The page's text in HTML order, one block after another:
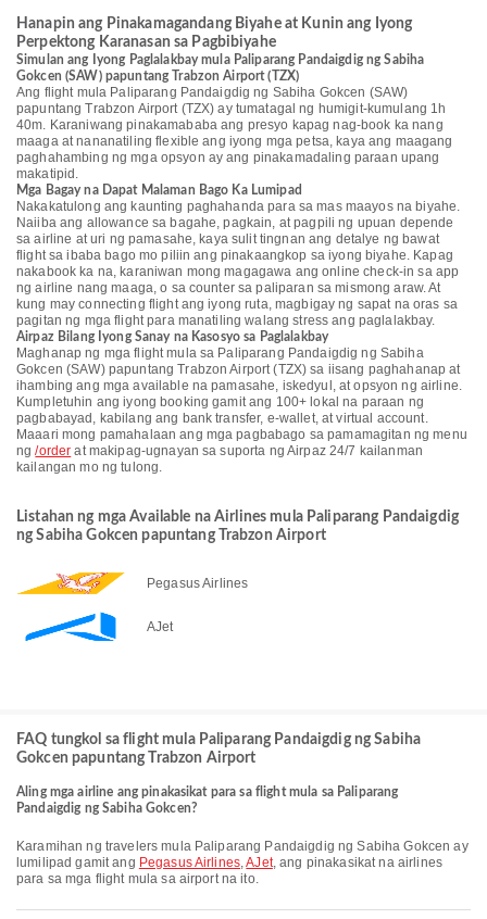
Hanapin ang Pinakamagandang Biyahe at Kunin ang Iyong
Perpektong Karanasan sa Pagbibiyahe
Simulan ang Iyong Paglalakbay mula Paliparang Pandaigdig ng Sabiha
Gokcen (SAW) papuntang Trabzon Airport (TZX)
Ang flight mula Paliparang Pandaigdig ng Sabiha Gokcen (SAW)
papuntang Trabzon Airport (TZX) ay tumatagal ng humigit-kumulang 1h
40m. Karaniwang pinakamababa ang presyo kapag nag-book ka nang
maaga at nananatiling flexible ang iyong mga petsa, kaya ang maagang
paghahambing ng mga opsyon ay ang pinakamadaling paraan upang
makatipid.
Mga Bagay na Dapat Malaman Bago Ka Lumipad
Nakakatulong ang kaunting paghahanda para sa mas maayos na biyahe.
Naiiba ang allowance sa bagahe, pagkain, at pagpili ng upuan depende
sa airline at uri ng pamasahe, kaya sulit tingnan ang detalye ng bawat
flight sa ibaba bago mo piliin ang pinakaangkop sa iyong biyahe. Kapag
nakabook ka na, karaniwan mong magagawa ang online check-in sa app
ng airline nang maaga, o sa counter sa paliparan sa mismong araw. At
kung may connecting flight ang iyong ruta, magbigay ng sapat na oras sa
pagitan ng mga flight para manatiling walang stress ang paglalakbay.
Airpaz Bilang Iyong Sanay na Kasosyo sa Paglalakbay
Maghanap ng mga flight mula sa Paliparang Pandaigdig ng Sabiha
Gokcen (SAW) papuntang Trabzon Airport (TZX) sa iisang paghahanap at
ihambing ang mga available na pamasahe, iskedyul, at opsyon ng airline.
Kumpletuhin ang iyong booking gamit ang 100+ lokal na paraan ng
pagbabayad, kabilang ang bank transfer, e-wallet, at virtual account.
Maaari mong pamahalaan ang mga pagbabago sa pamamagitan ng menu
ng/order at makipag-ugnayan sa suporta ng Airpaz 24/7 kailanman
kailangan mo ng tulong.
Listahan ng mga Available na Airlines mula Paliparang Pandaigdig
ng Sabiha Gokcen papuntang Trabzon Airport
Pegasus Airlines
AJet
FAQ tungkol sa flight mula Paliparang Pandaigdig ng Sabiha
Gokcen papuntang Trabzon Airport
Aling mga airline ang pinakasikat para sa flight mula sa Paliparang
Pandaigdig ng Sabiha Gokcen?
Karamihan ng travelers mula Paliparang Pandaigdig ng Sabiha Gokcen ay
lumilipad gamit ang Pegasus Airlines,AJet, ang pinakasikat na airlines
para sa mga flight mula sa airport na ito.